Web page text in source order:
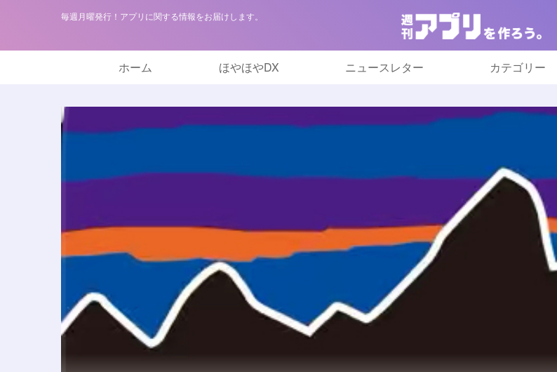
毎週月曜発行！アプリに関する情報をお届けします。
ホーム ほやほやDX ニュースレター カテゴリー